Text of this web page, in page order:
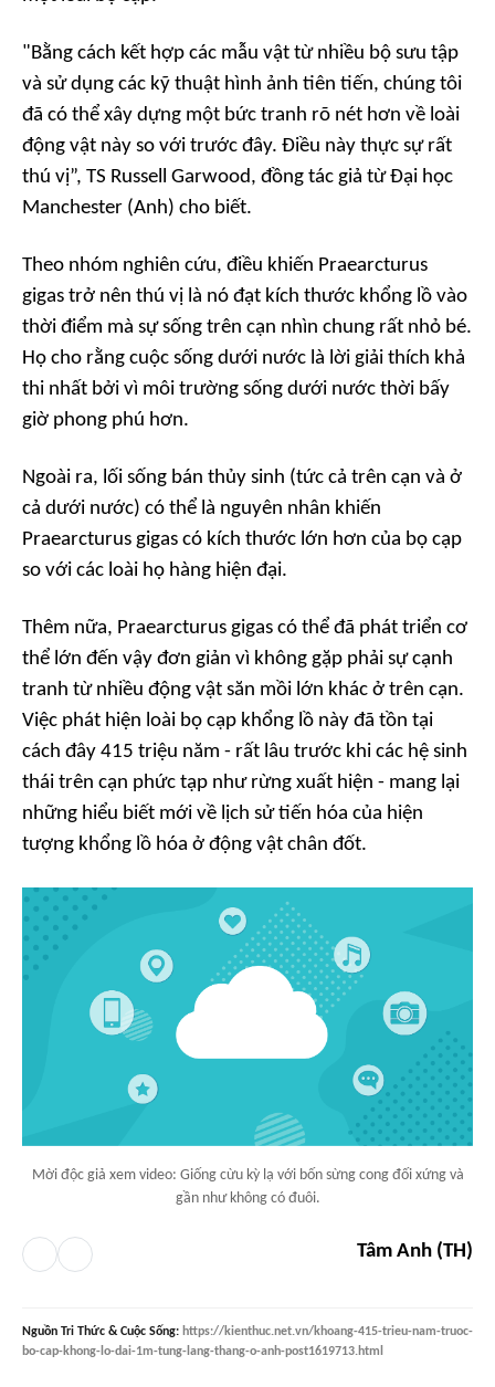
"Bằng cách kết hợp các mẫu vật từ nhiều bộ sưu tập
và sử dụng các kỹ thuật hình ảnh tiên tiến, chúng tôi
đã có thể xây dựng một bức tranh rõ nét hơn về loài
động vật này so với trước đây. Điều này thực sự rất
thú vị”, TS Russell Garwood, đồng tác giả từ Đại học
Manchester (Anh) cho biết.
Theo nhóm nghiên cứu, điều khiến Praearcturus
gigas trở nên thú vị là nó đạt kích thước khổng lồ vào
thời điểm mà sự sống trên cạn nhìn chung rất nhỏ bé.
Họ cho rằng cuộc sống dưới nước là lời giải thích khả
thi nhất bởi vì môi trường sống dưới nước thời bấy
giờ phong phú hơn.
Ngoài ra, lối sống bán thủy sinh (tức cả trên cạn và ở
cả dưới nước) có thể là nguyên nhân khiến
Praearcturus gigas có kích thước lớn hơn của bọ cạp
so với các loài họ hàng hiện đại.
Thêm nữa, Praearcturus gigas có thể đã phát triển cơ
thể lớn đến vậy đơn giản vì không gặp phải sự cạnh
tranh từ nhiều động vật săn mồi lớn khác ở trên cạn.
Việc phát hiện loài bọ cạp khổng lồ này đã tồn tại
cách đây 415 triệu năm - rất lâu trước khi các hệ sinh
thái trên cạn phức tạp như rừng xuất hiện - mang lại
những hiểu biết mới về lịch sử tiến hóa của hiện
tượng khổng lồ hóa ở động vật chân đốt.
Mời độc giả xem video: Giống cừu kỳ lạ với bốn sừng cong đối xứng và
gần như không có đuôi.
Tâm Anh (TH)
Nguồn Tri Thức & Cuộc Sống: https://kienthuc.net.vn/khoang-415-trieu-nam-truoc-
bo-cap-khong-lo-dai-1m-tung-lang-thang-o-anh-post1619713.html